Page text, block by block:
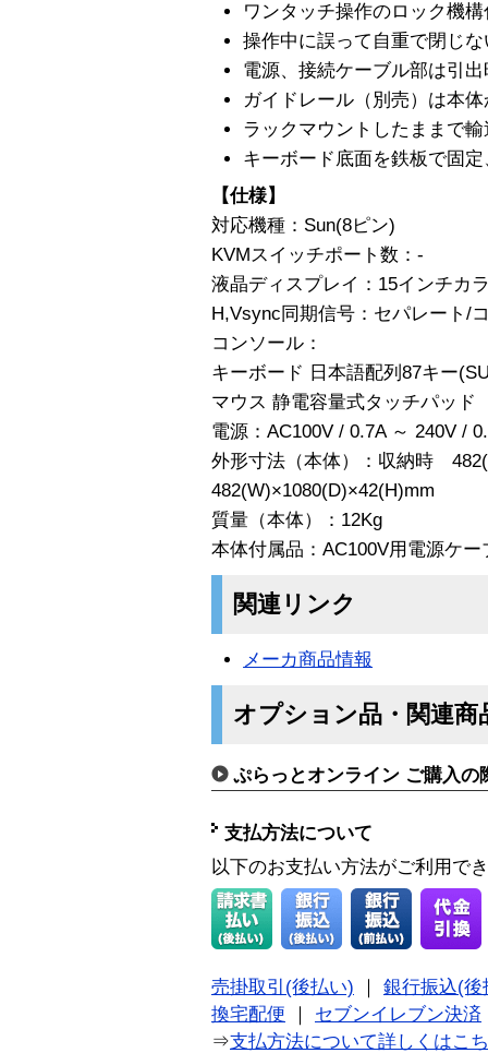
ワンタッチ操作のロック機
操作中に誤って自重で閉じ
電源、接続ケーブル部は引
ガイドレール（別売）は本
ラックマウントしたままで
キーボード底面を鉄板で固
【仕様】
対応機種：Sun(8ピン)
KVMスイッチポート数：-
液晶ディスプレイ：15インチカ
H,Vsync同期信号：セパレート/
コンソール：
キーボード 日本語配列87キー
マウス 静電容量式タッチパッ
電源：AC100V / 0.7A ～ 240V /
外形寸法（本体）：収納時
482(W)×1080(D)×42(H)mm
質量（本体）：12Kg
本体付属品：AC100V用電源ケ
関連リンク
メーカ商品情報
オプション品・関連商
ぷらっとオンライン ご購入の
支払方法について
以下のお支払い方法がご利用で
売掛取引(後払い) ｜ 銀行振込(後
換宅配便 ｜ セブンイレブン決済
⇒支払方法について詳しくはこ